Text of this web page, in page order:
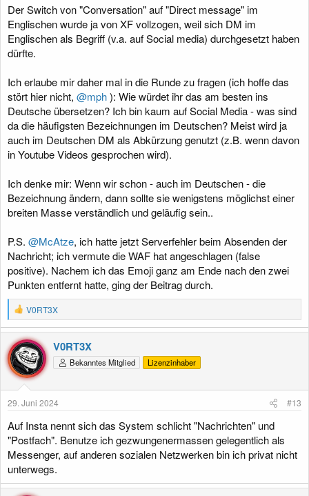
Der Switch von "Conversation" auf "Direct message" im
Englischen wurde ja von XF vollzogen, weil sich DM im
Englischen als Begriff (v.a. auf Social media) durchgesetzt haben
dürfte.
Ich erlaube mir daher mal in die Runde zu fragen (ich hoffe das
stört hier nicht, @mph): Wie würdet ihr das am besten ins
Deutsche übersetzen? Ich bin kaum auf Social Media - was sind
da die häufigsten Bezeichnungen im Deutschen? Meist wird ja
auch im Deutschen DM als Abkürzung genutzt (z.B. wenn davon
in Youtube Videos gesprochen wird).
Ich denke mir: Wenn wir schon - auch im Deutschen - die
Bezeichnung ändern, dann sollte sie wenigstens möglichst einer
breiten Masse verständlich und geläufig sein..
P.S. @McAtze, ich hatte jetzt Serverfehler beim Absenden der
Nachricht; ich vermute die WAF hat angeschlagen (false
positive). Nachem ich das Emoji ganz am Ende nach den zwei
Punkten entfernt hatte, ging der Beitrag durch.
R
e
a
k
t
i
o
n
n
V0RT3X
V0RT3X
Bekanntes Mitglied Lizenzinhaber
29. Juni 2024 #13
Auf Insta nennt sich das System schlicht "Nachrichten" und
"Postfach". Benutze ich gezwungenermassen gelegentlich als
Messenger, auf anderen sozialen Netzwerken bin ich privat nicht
unterwegs.